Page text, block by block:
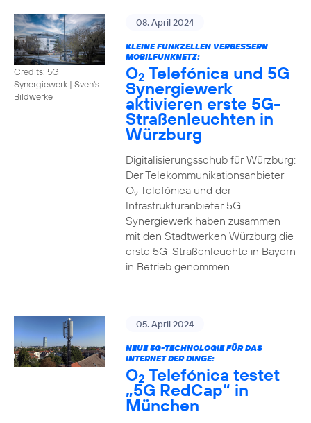
Credits: 5G
Synergiewerk | Sven's
Bildwerke
08. April 2024
KLEINE FUNKZELLEN VERBESSERN
MOBILFUNKNETZ:
O2 Telefónica und 5G
Synergiewerk
aktivieren erste 5G-
Straßenleuchten in
Würzburg
Digitalisierungsschub für Würzburg:
Der Telekommunikationsanbieter
O2Telefónica und der
Infrastrukturanbieter 5G
Synergiewerk haben zusammen
mit den Stadtwerken Würzburg die
erste 5G-Straßenleuchte in Bayern
in Betrieb genommen.
05. April 2024
NEUE 5G-TECHNOLOGIE FÜR DAS
INTERNET DER DINGE:
O2 Telefónica testet
„5G RedCap“ in
München